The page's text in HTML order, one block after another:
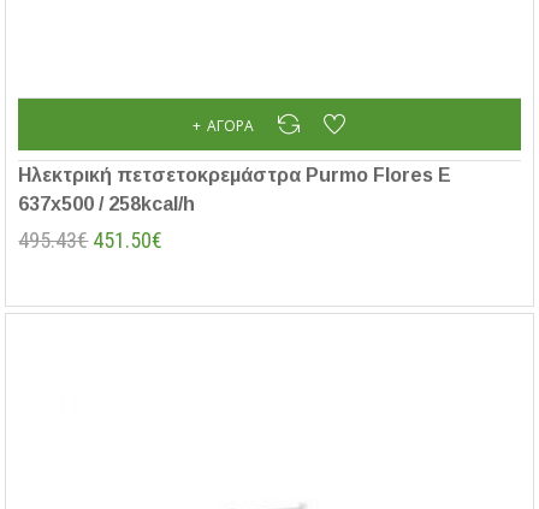
Ηλεκτρική πετσετοκρεμάστρα Purmo Flores E
637x500 / 258kcal/h
495.43€ 451.50€
ΑΓΟΡΆ